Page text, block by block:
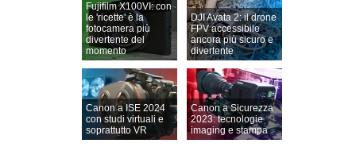
Fujifilm X100VI: con
le 'ricette' è la
fotocamera più
divertente del
momento
DJI Avata 2: il drone
FPV accessibile
ancora più sicuro e
divertente
Canon a ISE 2024
con studi virtuali e
soprattutto VR
Canon a Sicurezza
2023: tecnologie
imaging e stampa